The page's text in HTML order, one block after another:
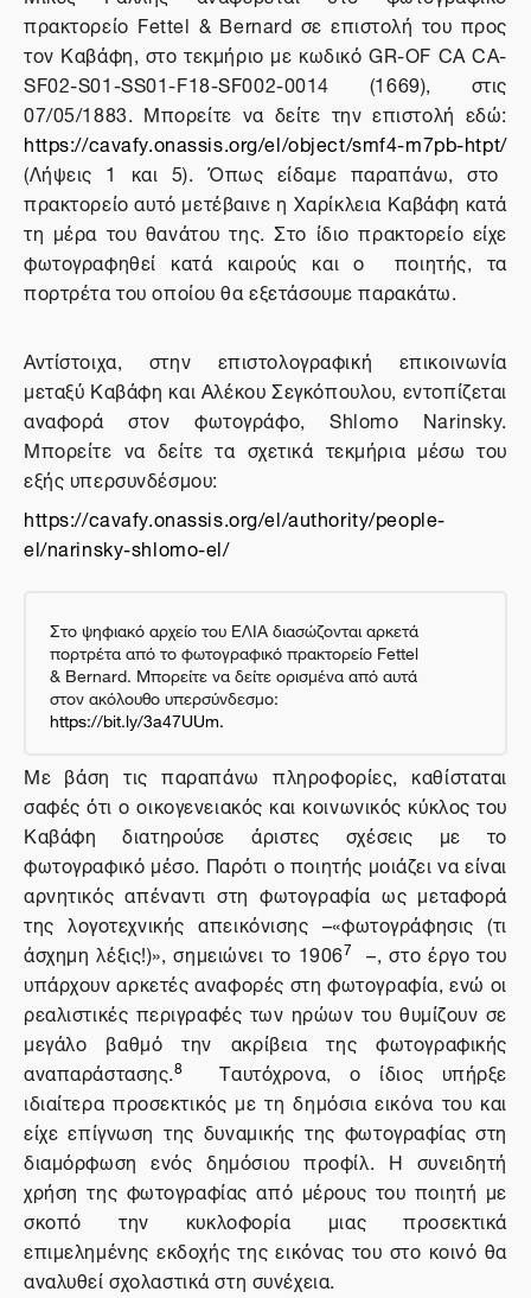
πρακτορείο Fettel & Bernard σε επιστολή του προς
τον Καβάφη, στο τεκμήριο με κωδικό GR-OF CA CA-
SF02-S01-SS01-F18-SF002-0014 (1669), στις
07/05/1883. Μπορείτε να δείτε την επιστολή εδώ:
https://cavafy.onassis.org/el/object/smf4-m7pb-htpt/
(Λήψεις 1 και 5). Όπως είδαμε παραπάνω, στο
πρακτορείο αυτό μετέβαινε η Χαρίκλεια Καβάφη κατά
τη μέρα του θανάτου της. Στο ίδιο πρακτορείο είχε
φωτογραφηθεί κατά καιρούς και ο ποιητής, τα
πορτρέτα του οποίου θα εξετάσουμε παρακάτω.
Αντίστοιχα, στην επιστολογραφική επικοινωνία
μεταξύ Καβάφη και Αλέκου Σεγκόπουλου, εντοπίζεται
αναφορά στον φωτογράφο, Shlomo Narinsky.
Μπορείτε να δείτε τα σχετικά τεκμήρια μέσω του
εξής υπερσυνδέσμου:
https://cavafy.onassis.org/el/authority/people-
el/narinsky-shlomo-el/
Στο ψηφιακό αρχείο του ΕΛΙΑ διασώζονται αρκετά
πορτρέτα από το φωτογραφικό πρακτορείο Fettel
& Bernard. Μπορείτε να δείτε ορισμένα από αυτά
στον ακόλουθο υπερσύνδεσμο:
https://bit.ly/3a47UUm.
Με βάση τις παραπάνω πληροφορίες, καθίσταται
σαφές ότι ο οικογενειακός και κοινωνικός κύκλος του
Καβάφη διατηρούσε άριστες σχέσεις με το
φωτογραφικό μέσο. Παρότι ο ποιητής μοιάζει να είναι
αρνητικός απέναντι στη φωτογραφία ως μεταφορά
της λογοτεχνικής απεικόνισης –«φωτογράφησις (τι
άσχημη λέξις!)», σημειώνει το 19067 –, στο έργο του
υπάρχουν αρκετές αναφορές στη φωτογραφία, ενώ οι
ρεαλιστικές περιγραφές των ηρώων του θυμίζουν σε
μεγάλο βαθμό την ακρίβεια της φωτογραφικής
αναπαράστασης.8
Ταυτόχρονα, ο ίδιος υπήρξε
ιδιαίτερα προσεκτικός με τη δημόσια εικόνα του και
είχε επίγνωση της δυναμικής της φωτογραφίας στη
διαμόρφωση ενός δημόσιου προφίλ. Η συνειδητή
χρήση της φωτογραφίας από μέρους του ποιητή με
σκοπό την κυκλοφορία μιας προσεκτικά
επιμελημένης εκδοχής της εικόνας του στο κοινό θα
αναλυθεί σχολαστικά στη συνέχεια.